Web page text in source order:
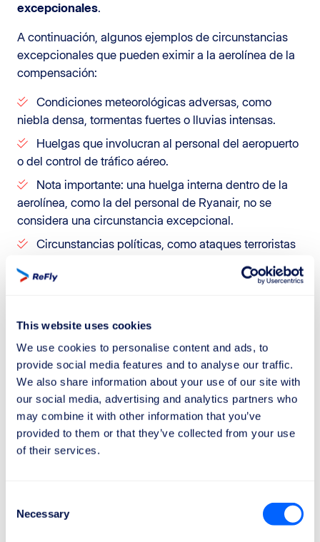
This website uses cookies
We use cookies to personalise content and ads, to
provide social media features and to analyse our traffic.
We also share information about your use of our site with
our social media, advertising and analytics partners who
may combine it with other information that you’ve
provided to them or that they’ve collected from your use
of their services.
Selection
Necessary
excepcionales.
A continuación, algunos ejemplos de circunstancias
excepcionales que pueden eximir a la aerolínea de la
compensación:
Condiciones meteorológicas adversas, como
niebla densa, tormentas fuertes o lluvias intensas.
Huelgas que involucran al personal del aeropuerto
o del control de tráfico aéreo.
Nota importante: una huelga interna dentro de la
aerolínea, como la del personal de Ryanair, no se
considera una circunstancia excepcional.
Circunstancias políticas, como ataques terroristas
o riesgos de seguridad relacionados con disturbios
políticos.
volcánicas.
Colisiones con aves u objetos extraños.
Comportamiento problemático de un pasajero,
como en casos de malestar o episodios de indisciplina
a bordo.
Problemas relacionados con el personal del
aeropuerto, como retrasos debido a colas de
aerolíneas a veces utilizan circunstancias